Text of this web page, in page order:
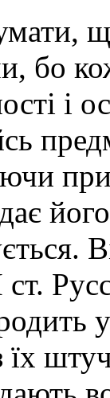
бо
і
їх